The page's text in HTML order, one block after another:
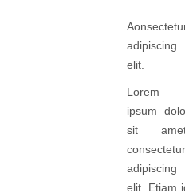
adipiscing
elit.
Lorem
ipsum
sit
consectetur
adipiscing
elit. Etiam